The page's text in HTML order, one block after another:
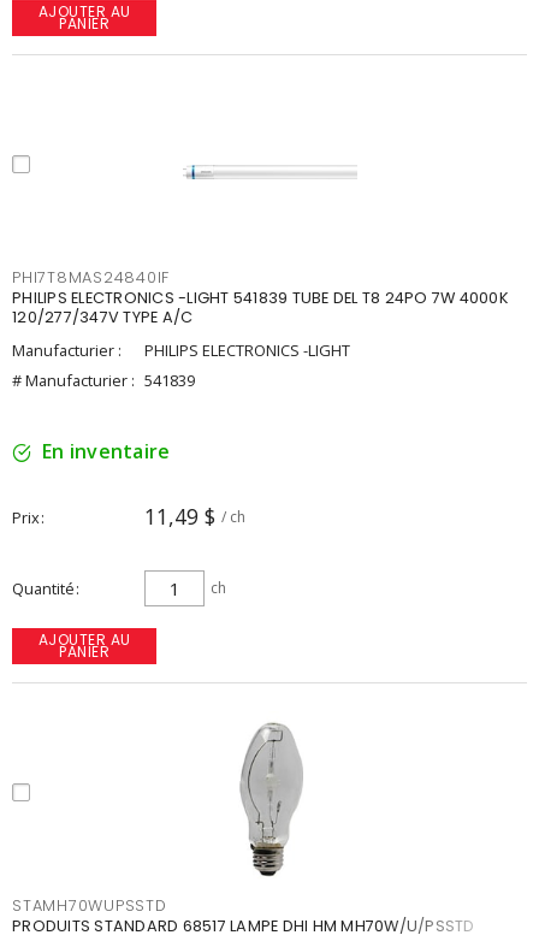
AJOUTER AU
PANIER
PHI7T8MAS24840IF
PHILIPS ELECTRONICS -LIGHT 541839 TUBE DEL T8 24PO 7W 4000K
120/277/347V TYPE A/C
Manufacturier :
PHILIPS ELECTRONICS -LIGHT
# Manufacturier : 541839
En inventaire
Prix 11,49 $ / ch
Quantité ch
AJOUTER AU
PANIER
STAMH70WUPSSTD
PRODUITS STANDARD 68517 LAMPE DHI HM MH70W/U/PSSTD